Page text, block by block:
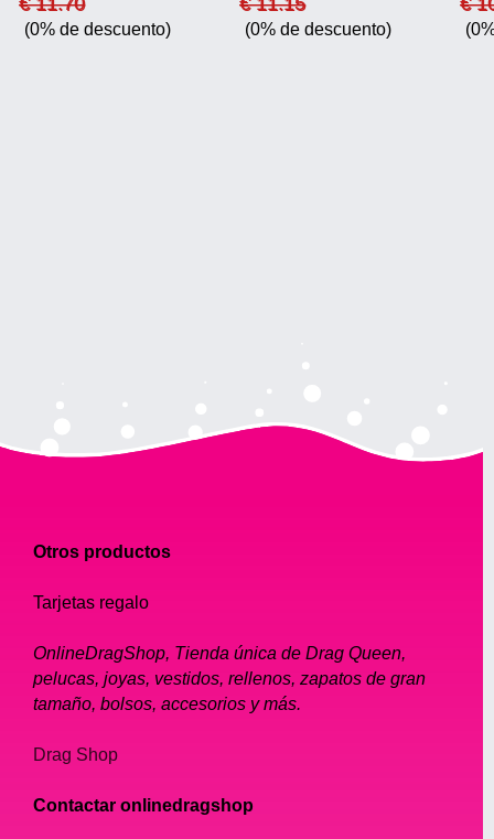
(0% de descuento) (0% de descuento)
Otros productos
Tarjetas regalo
OnlineDragShop, Tienda única de Drag Queen,
pelucas, joyas, vestidos, rellenos, zapatos de gran
tamaño, bolsos, accesorios y más.
Drag Shop
Contactar onlinedragshop